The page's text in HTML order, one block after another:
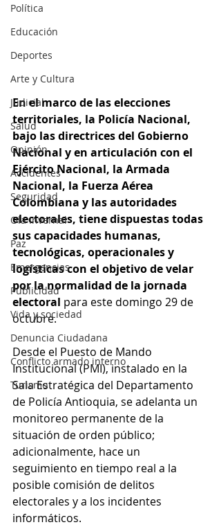
Política
Educación
Deportes
Arte y Cultura
Judicial
Salud
Opinión
Accidentes
Seguridad
Ola Invernal
Paz
Emergencias
Publicidad
Vida y sociedad
Denuncia Ciudadana
Conflicto armado interno
Turismo
En el marco de las elecciones
territoriales, la Policía Nacional,
bajo las directrices del Gobierno
Nacional y en articulación con el
Ejército Nacional, la Armada
Nacional, la Fuerza Aérea
Colombiana y las autoridades
electorales, tiene dispuestas todas
sus capacidades humanas,
tecnológicas, operacionales y
logísticas con el objetivo de velar
por la normalidad de la jornada
electoral para este domingo 29 de
octubre.
Desde el Puesto de Mando
Institucional (PMI), instalado en la
Sala Estratégica del Departamento
de Policía Antioquia, se adelanta un
monitoreo permanente de la
situación de orden público;
adicionalmente, hace un
seguimiento en tiempo real a la
posible comisión de delitos
electorales y a los incidentes
informáticos.